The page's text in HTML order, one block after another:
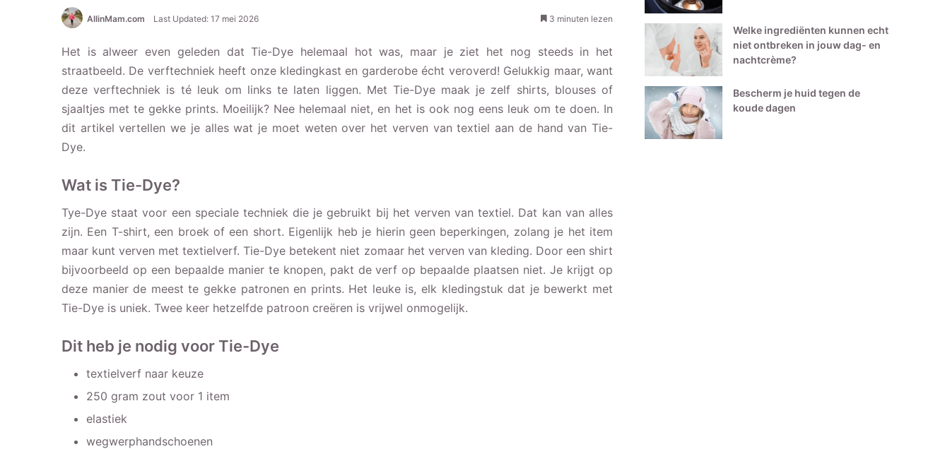
AllinMam.com Last Updated: 17 mei 2026 3 minuten lezen
Het is alweer even geleden dat Tie-Dye helemaal hot was, maar je ziet het nog steeds in het
straatbeeld. De verftechniek heeft onze kledingkast en garderobe écht veroverd! Gelukkig maar, want
deze verftechniek is té leuk om links te laten liggen. Met Tie-Dye maak je zelf shirts, blouses of
sjaaltjes met te gekke prints. Moeilijk? Nee helemaal niet, en het is ook nog eens leuk om te doen. In
dit artikel vertellen we je alles wat je moet weten over het verven van textiel aan de hand van Tie-
Dye.
Wat is Tie-Dye?
Tye-Dye staat voor een speciale techniek die je gebruikt bij het verven van textiel. Dat kan van alles
zijn. Een T-shirt, een broek of een short. Eigenlijk heb je hierin geen beperkingen, zolang je het item
maar kunt verven met textielverf. Tie-Dye betekent niet zomaar het verven van kleding. Door een shirt
bijvoorbeeld op een bepaalde manier te knopen, pakt de verf op bepaalde plaatsen niet. Je krijgt op
deze manier de meest te gekke patronen en prints. Het leuke is, elk kledingstuk dat je bewerkt met
Tie-Dye is uniek. Twee keer hetzelfde patroon creëren is vrijwel onmogelijk.
Dit heb je nodig voor Tie-Dye
textielverf naar keuze
250 gram zout voor 1 item
elastiek
wegwerphandschoenen
Welke ingrediënten kunnen echt
niet ontbreken in jouw dag- en
nachtcrème?
Bescherm je huid tegen de
koude dagen